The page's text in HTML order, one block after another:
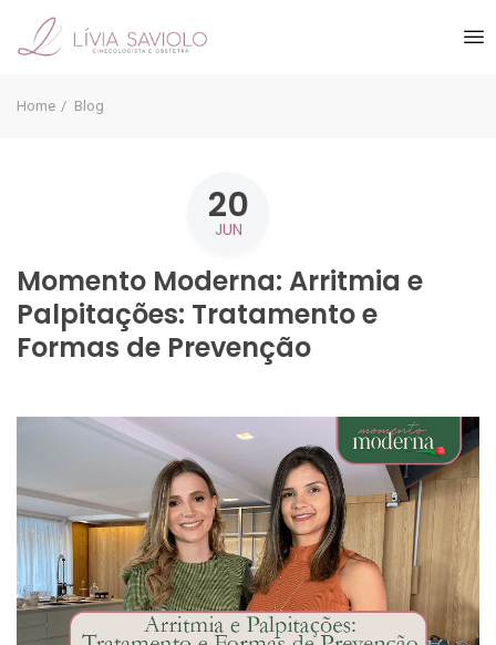
Home Blog
20
JUN
Momento Moderna: Arritmia e
Palpitações: Tratamento e
Formas de Prevenção